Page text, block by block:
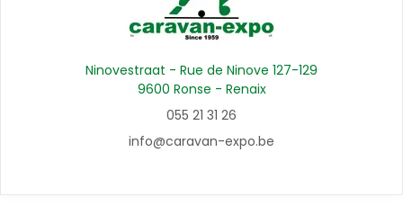
Ninovestraat - Rue de Ninove 127-129
9600 Ronse - Renaix
055 21 31 26
info@caravan-expo.be